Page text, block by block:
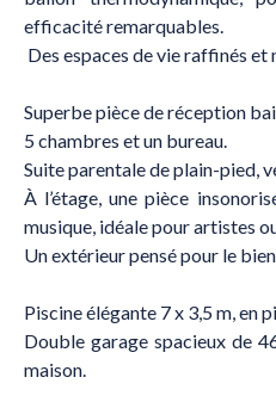
efficacité remarquables.
Des espaces de vie raffinés et
Superbe pièce de réception
5 chambres et un bureau.
Suite parentale de plain-pied,
À l’étage, une pièce
musique, idéale pour artistes
Un extérieur pensé pour le
Piscine élégante 7 x 3,5 m, en
Double garage spacieux de
maison.